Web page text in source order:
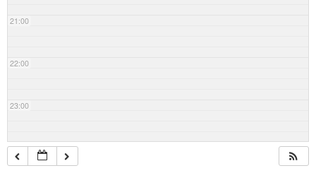
21:00
22:00
23:00